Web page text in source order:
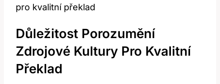
Důležitost Porozumění
Zdrojové Kultury Pro Kvalitní
Překlad